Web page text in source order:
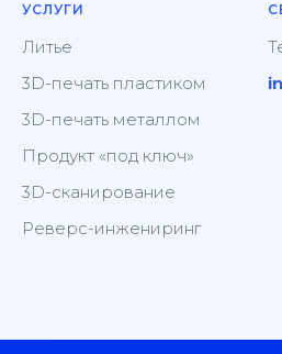
УСЛУГИ
Литье
3D-печать пластиком
3D-печать металлом
Продукт «под ключ»
3D-сканирование
Реверс-инжениринг